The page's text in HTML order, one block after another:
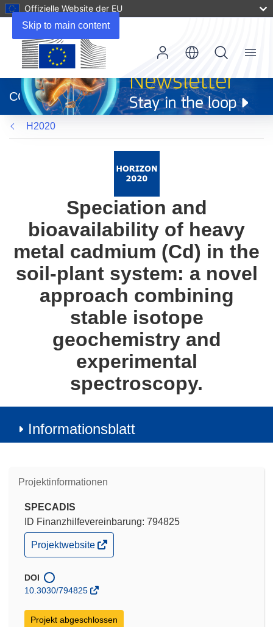
Skip to main content
Offizielle Website der EU
neuem
Fenster)
CORDIS
Menu
H2020
Speciation and
bioavailability of heavy
metal cadmium (Cd) in the
soil-plant system: a novel
approach combining
stable isotope
geochemistry and
experimental
spectroscopy.
Informationsblatt
Projektinformationen
SPECADIS
ID Finanzhilfevereinbarung: 794825
(öffnet
in
Fenster)
Projektwebsite
DOI
10.3030/794825
Projekt abgeschlossen